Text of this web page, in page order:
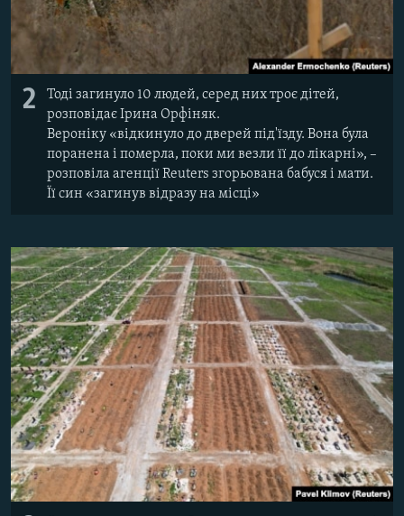
2
Тоді загинуло 10 людей, серед них троє дітей,
розповідає Ірина Орфіняк.
Вероніку «відкинуло до дверей під'їзду. Вона була
поранена і померла, поки ми везли її до лікарні», –
розповіла агенції Reuters згорьована бабуся і мати.
Її син «загинув відразу на місці»